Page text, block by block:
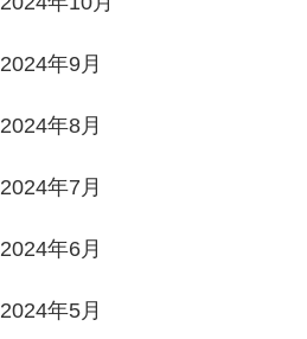
2024年9月
2024年8月
2024年7月
2024年6月
2024年5月